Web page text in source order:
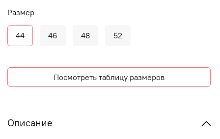
Размер
44 46 48 52
Посмотреть таблицу размеров
Описание